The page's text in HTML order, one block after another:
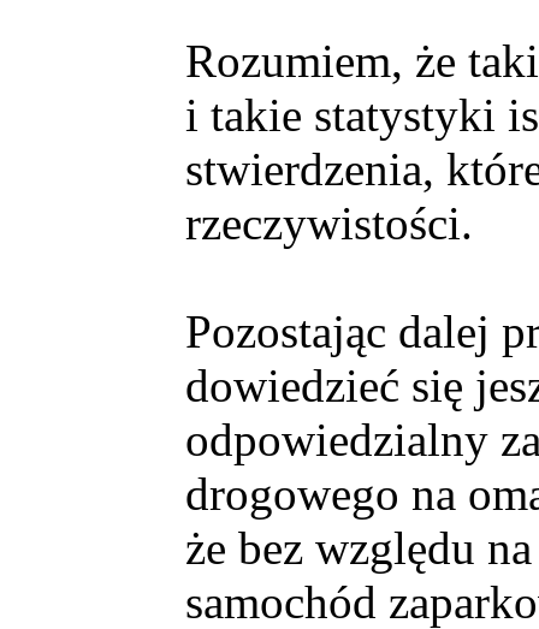
Rozumiem, że
i takie statystyki
stwierdzenia,
rzeczywistości.
Pozostając dalej
dowiedzieć się
odpowiedzialny
drogowego na
że bez względu
samochód